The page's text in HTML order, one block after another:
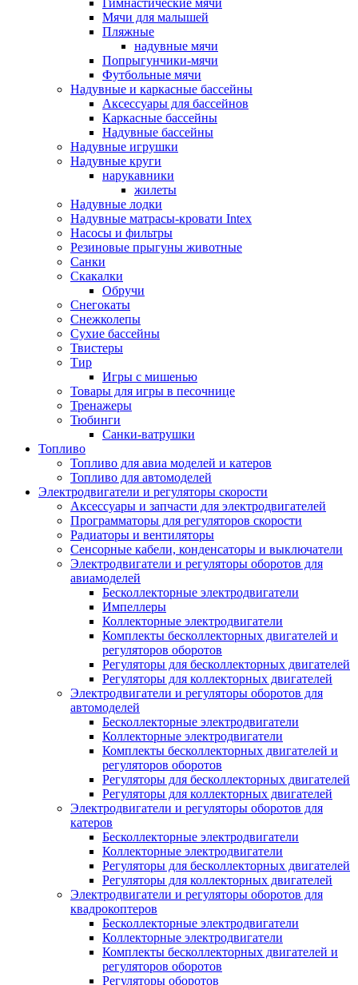
Гимнастические мячи
Мячи для малышей
Пляжные
надувные мячи
Попрыгунчики-мячи
Футбольные мячи
Надувные и каркасные бассейны
Аксессуары для бассейнов
Каркасные бассейны
Надувные бассейны
Надувные игрушки
Надувные круги
нарукавники
жилеты
Надувные лодки
Надувные матрасы-кровати Intex
Насосы и фильтры
Резиновые прыгуны животные
Санки
Скакалки
Обручи
Снегокаты
Снежколепы
Сухие бассейны
Твистеры
Тир
Игры с мишенью
Товары для игры в песочнице
Тренажеры
Тюбинги
Санки-ватрушки
Топливо
Топливо для авиа моделей и катеров
Топливо для автомоделей
Электродвигатели и регуляторы скорости
Аксессуары и запчасти для электродвигателей
Программаторы для регуляторов скорости
Радиаторы и вентиляторы
Сенсорные кабели, конденсаторы и выключатели
Электродвигатели и регуляторы оборотов для
авиамоделей
Бесколлекторные электродвигатели
Импеллеры
Коллекторные электродвигатели
Комплекты бесколлекторных двигателей и
регуляторов оборотов
Регуляторы для бесколлекторных двигателей
Регуляторы для коллекторных двигателей
Электродвигатели и регуляторы оборотов для
автомоделей
Бесколлекторные электродвигатели
Коллекторные электродвигатели
Комплекты бесколлекторных двигателей и
регуляторов оборотов
Регуляторы для бесколлекторных двигателей
Регуляторы для коллекторных двигателей
Электродвигатели и регуляторы оборотов для
катеров
Бесколлекторные электродвигатели
Коллекторные электродвигатели
Регуляторы для бесколлекторных двигателей
Регуляторы для коллекторных двигателей
Электродвигатели и регуляторы оборотов для
квадрокоптеров
Бесколлекторные электродвигатели
Коллекторные электродвигатели
Комплекты бесколлекторных двигателей и
регуляторов оборотов
Регуляторы оборотов